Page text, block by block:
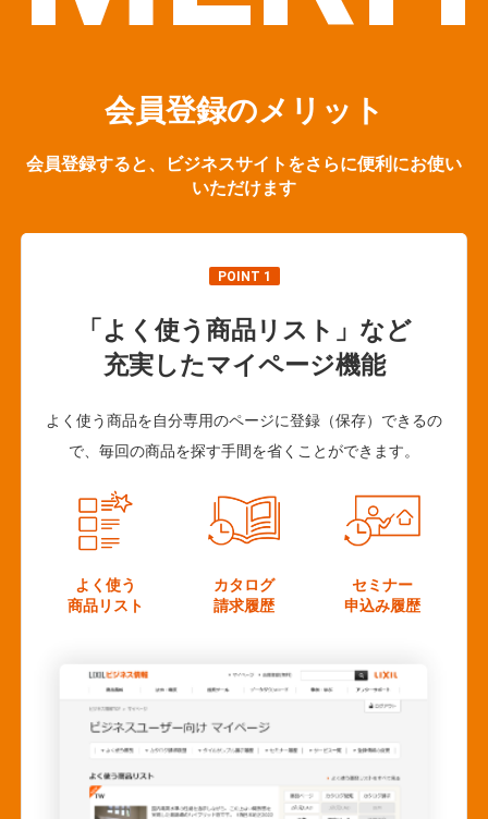
会員登録のメリット
会員登録すると、ビジネスサイトをさらに便利にお使い
いただけます
POINT 1
「よく使う商品リスト」など
充実したマイページ機能
よく使う商品を自分専用のページに登録（保存）できるの
で、毎回の商品を探す手間を省くことができます。
よく使う
商品リスト
カタログ
請求履歴
セミナー
申込み履歴